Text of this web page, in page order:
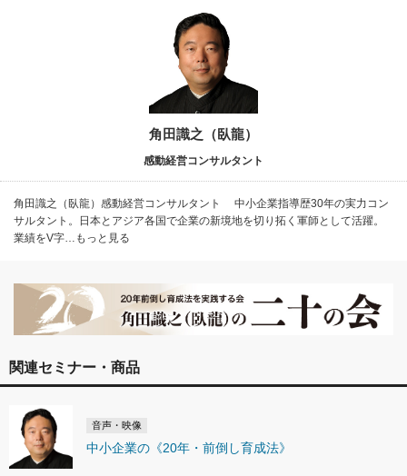
角田識之（臥龍）
感動経営コンサルタント
角田識之（臥龍）感動経営コンサルタント 中小企業指導歴30年の実力コン
サルタント。日本とアジア各国で企業の新境地を切り拓く軍師として活躍。
業績をV字…もっと見る
関連セミナー・商品
音声・映像
中小企業の《20年・前倒し育成法》